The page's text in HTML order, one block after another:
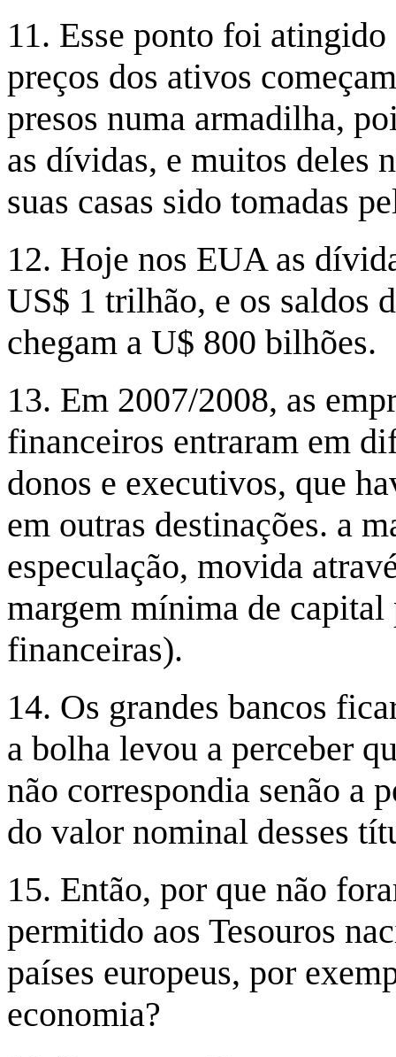
11. Esse ponto foi
preços dos ativos
presos numa armadilha,
as dívidas, e muitos deles
suas casas sido tomadas
12. Hoje nos EUA as
US$ 1 trilhão, e os saldos
chegam a U$ 800 bilhões.
13. Em 2007/2008, as
financeiros entraram em
donos e executivos, que
em outras destinações. a
especulação, movida
margem mínima de capital
financeiras).
14. Os grandes bancos
a bolha levou a perceber
não correspondia senão a
do valor nominal desses
15. Então, por que não
permitido aos Tesouros
países europeus, por
economia?